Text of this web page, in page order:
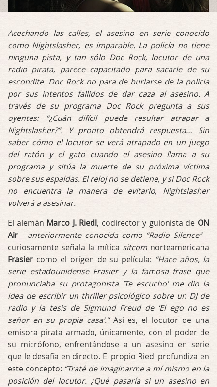
Acechando las calles, el asesino en serie conocido
como Nightslasher, es imparable. La policía no tiene
ninguna pista, y tan sólo Doc Rock, locutor de una
radio pirata, parece capacitado para sacarle de su
escondite. Doc Rock no para de burlarse de la policia
por sus intentos fallidos de dar caza al asesino. A
través de su programa Doc Rock pregunta a sus
oyentes: “¿Cuán difícil puede resultar atrapar a
Nightslasher?”. Y pronto obtendrá respuesta… Sin
saber cómo el locutor se verá atrapado en un juego
del ratón y el gato cuando el asesino llama a su
programa y sitúa la muerte de su próxima víctima
sobre sus espaldas. El reloj no se detiene, y si Doc Rock
no encuentra la manera de evitarlo, Nightslasher
volverá a asesinar.
El alemán Marco J. Riedl, codirector y guionista de ON
Air - anteriormente conocida como “Radio Silence” –
curiosamente señala la mítica sitcomnorteamericana
Frasier como el orígen de su película: “Hace años, la
serie estadounidense Frasier y la famosa frase que
pronunciaba su protagonista ‘Te escucho’ me dio la
idea de escribir un thriller psicológico sobre un DJ de
radio y la tesis de Sigmund Freud de ‘El ego no es
señor en su propia casa’.”Así es, el locutor de una
emisora pirata armado, únicamente, con el poder de
su micrófono, enfrentándose a un asesino en serie
que le desafía en directo. El propio Riedl profundiza en
este concepto: “Traté de imaginarme a mí mismo en la
posición del locutor. ¿Qué pasaría si un asesino en